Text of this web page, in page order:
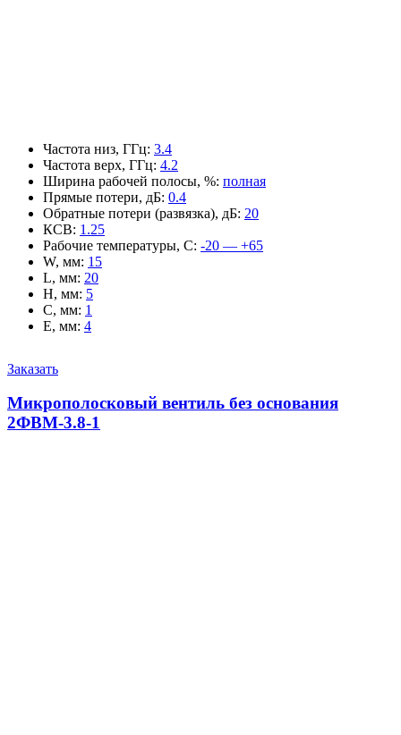
Частота низ, ГГц: 3.4
Частота верх, ГГц: 4.2
Ширина рабочей полосы, %: полная
Прямые потери, дБ: 0.4
Обратные потери (развязка), дБ: 20
КСВ: 1.25
Рабочие температуры, С: -20 — +65
W, мм: 15
L, мм: 20
H, мм: 5
C, мм: 1
E, мм: 4
Заказать
Микрополосковый вентиль без основания
2ФВМ-3.8-1